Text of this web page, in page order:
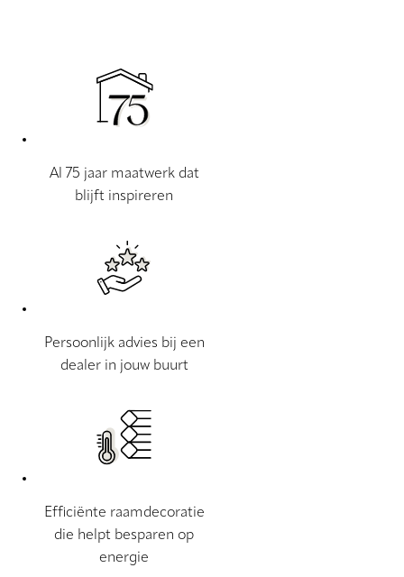
Al 75 jaar maatwerk dat
blijft inspireren
Persoonlijk advies bij een
dealer in jouw buurt
Efficiënte raamdecoratie
die helpt besparen op
energie